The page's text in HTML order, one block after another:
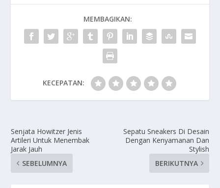
MEMBAGIKAN:
KECEPATAN:
Senjata Howitzer Jenis
Artileri Untuk Menembak
Jarak Jauh
SEBELUMNYA
Sepatu Sneakers Di Desain
Dengan Kenyamanan Dan
Stylish
BERIKUTNYA